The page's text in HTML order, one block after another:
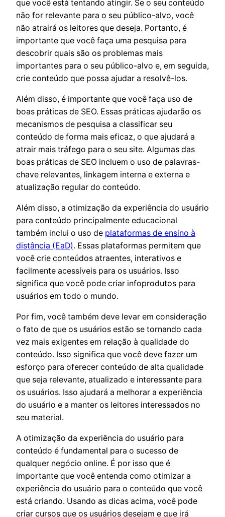
que você está tentando atingir. Se o seu conteúdo
não for relevante para o seu público-alvo, você
não atrairá os leitores que deseja. Portanto, é
importante que você faça uma pesquisa para
descobrir quais são os problemas mais
importantes para o seu público-alvo e, em seguida,
crie conteúdo que possa ajudar a resolvê-los.
Além disso, é importante que você faça uso de
boas práticas de SEO. Essas práticas ajudarão os
mecanismos de pesquisa a classificar seu
conteúdo de forma mais eficaz, o que ajudará a
atrair mais tráfego para o seu site. Algumas das
boas práticas de SEO incluem o uso de palavras-
chave relevantes, linkagem interna e externa e
atualização regular do conteúdo.
Além disso, a otimização da experiência do usuário
para conteúdo principalmente educacional
também inclui o uso de plataformas de ensino à
distância (EaD). Essas plataformas permitem que
você crie conteúdos atraentes, interativos e
facilmente acessíveis para os usuários. Isso
significa que você pode criar infoprodutos para
usuários em todo o mundo.
Por fim, você também deve levar em consideração
o fato de que os usuários estão se tornando cada
vez mais exigentes em relação à qualidade do
conteúdo. Isso significa que você deve fazer um
esforço para oferecer conteúdo de alta qualidade
que seja relevante, atualizado e interessante para
os usuários. Isso ajudará a melhorar a experiência
do usuário e a manter os leitores interessados ​​no
seu material.
A otimização da experiência do usuário para
conteúdo é fundamental para o sucesso de
qualquer negócio online. É por isso que é
importante que você entenda como otimizar a
experiência do usuário para o conteúdo que você
está criando. Usando as dicas acima, você pode
criar cursos que os usuários desejam e que irá